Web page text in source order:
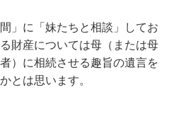
」に「妹たちと相談」してお
財産については母（または母
）に相続させる趣旨の遺言を
とは思います。